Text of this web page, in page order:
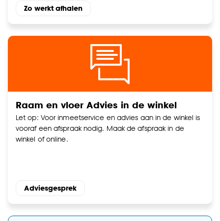
cookieverklaring.
Zo werkt afhalen
Raam en vloer Advies in de winkel
Let op: Voor inmeetservice en advies aan in de winkel is
vooraf een afspraak nodig. Maak de afspraak in de
winkel of online.
Adviesgesprek